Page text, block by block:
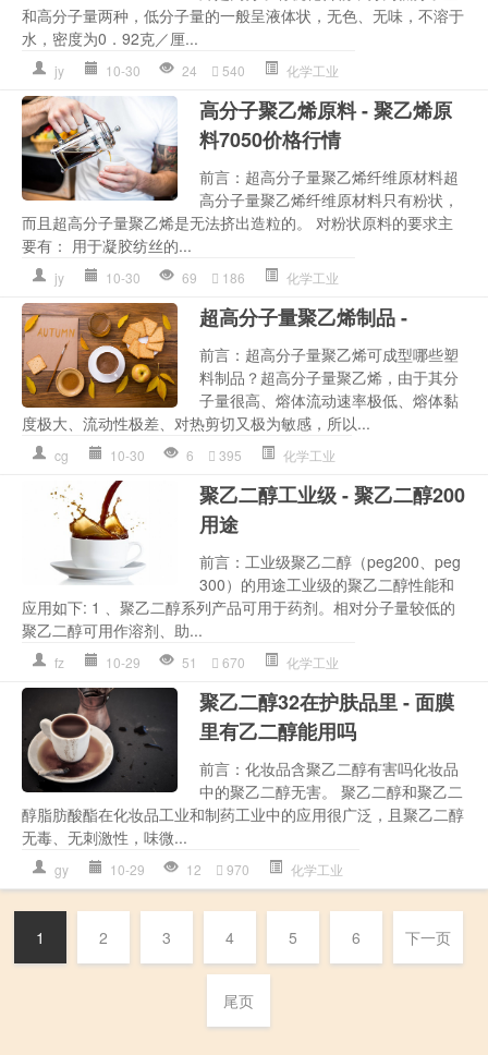
和高分子量两种，低分子量的一般呈液体状，无色、无味，不溶于
水，密度为0．92克／厘...
jy 10-30 24 540 化学工业
高分子聚乙烯原料 - 聚乙烯原
料7050价格行情
前言：超高分子量聚乙烯纤维原材料超
高分子量聚乙烯纤维原材料只有粉状，
而且超高分子量聚乙烯是无法挤出造粒的。 对粉状原料的要求主
要有： 用于凝胶纺丝的...
jy 10-30 69 186 化学工业
超高分子量聚乙烯制品 -
前言：超高分子量聚乙烯可成型哪些塑
料制品？超高分子量聚乙烯，由于其分
子量很高、熔体流动速率极低、熔体黏
度极大、流动性极差、对热剪切又极为敏感，所以...
cg 10-30 6 395 化学工业
聚乙二醇工业级 - 聚乙二醇200
用途
前言：工业级聚乙二醇（peg200、peg
300）的用途工业级的聚乙二醇性能和
应用如下: 1 、聚乙二醇系列产品可用于药剂。相对分子量较低的
聚乙二醇可用作溶剂、助...
fz 10-29 51 670 化学工业
聚乙二醇32在护肤品里 - 面膜
里有乙二醇能用吗
前言：化妆品含聚乙二醇有害吗化妆品
中的聚乙二醇无害。 聚乙二醇和聚乙二
醇脂肪酸酯在化妆品工业和制药工业中的应用很广泛，且聚乙二醇
无毒、无刺激性，味微...
gy 10-29 12 970 化学工业
1 2 3 4 5 6 下一页
尾页